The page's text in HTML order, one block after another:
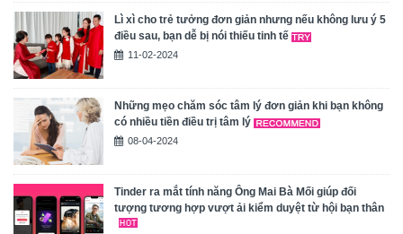
Lì xì cho trẻ tưởng đơn giản nhưng nếu không lưu ý 5
điều sau, bạn dễ bị nói thiếu tinh tế
11-02-2024
Những mẹo chăm sóc tâm lý đơn giản khi bạn không
có nhiều tiền điều trị tâm lý
08-04-2024
Tinder ra mắt tính năng Ông Mai Bà Mối giúp đối
tượng tương hợp vượt ải kiểm duyệt từ hội bạn thân